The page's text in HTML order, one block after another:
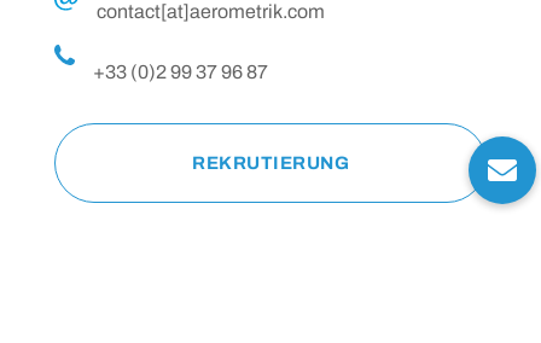
contact[at]aerometrik.com
+33 (0)2 99 37 96 87
REKRUTIERUNG